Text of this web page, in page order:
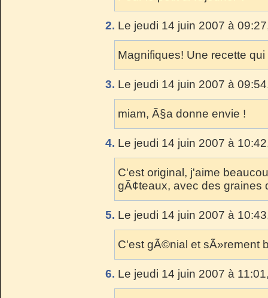
2. Le jeudi 14 juin 2007 à
Magnifiques! Une recette
3. Le jeudi 14 juin 2007 à
miam, Ã§a donne envie !
4. Le jeudi 14 juin 2007 à
C'est original, j'aime
gÃ¢teaux, avec des graines
5. Le jeudi 14 juin 2007 à
C'est gÃ©nial et sÃ»rement
6. Le jeudi 14 juin 2007 à